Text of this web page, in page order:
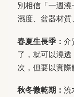
別相信「一週
濕度、盆器材質
春夏生長季： 介
了，就可以澆
次，但要以實際
秋冬微乾期： 澆